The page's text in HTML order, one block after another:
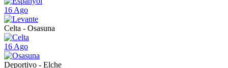
16 Ago
Celta - Osasuna
16 Ago
Deportivo - Elche